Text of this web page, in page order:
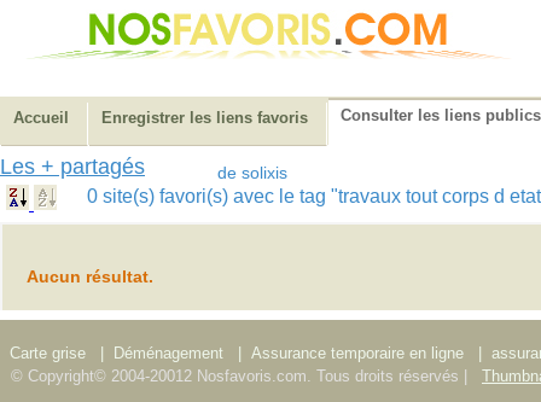
Accueil Enregistrer les liens favoris Consulter les liens publics
Les + partagés de solixis
0 site(s) favori(s) avec le tag "travaux tout corps d
Aucun résultat.
Carte grise Déménagement Assurance temporaire en ligne
© Copyright© 2004-20012 Nosfavoris.com. Tous droits réservés |